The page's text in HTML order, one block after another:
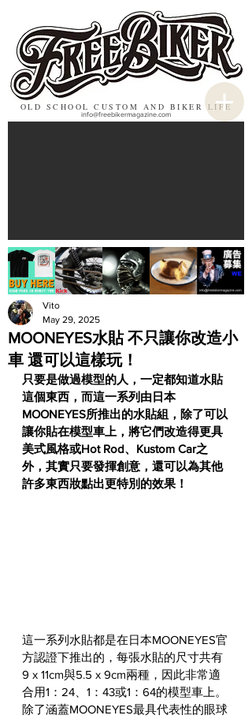
OLD SCHOOL CUSTOM AND BIKER LIFE
info@freebikermagazine.com
MOONEYES水貼 不只讓你改造小
車 還可以這樣玩！
Vito
May 29, 2025
只要是做過模型的人，一定都知道水貼
這個東西，而這一系列由日本
MOONEYES所推出的水貼組，除了可以
讓你貼在模型車上，將它們改造得更具
美式風格或Hot Rod、Kustom Car之
外，其實只要發揮創意，還可以為其他
許多東西妝點出更特別的效果！
這一系列水貼都是在日本MOONEYES官
方認證下推出的，每張水貼的尺寸共有
9 x 11cm與5.5 x 9cm兩種，因此非常適
合用1：24、1：43或1：64的模型車上。
除了涵蓋MOONEYES最具代表性的眼球